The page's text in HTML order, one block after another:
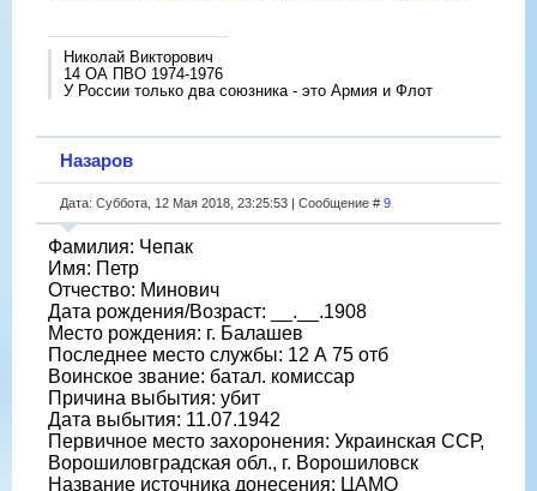
Николай Викторович
14 ОА ПВО 1974-1976
У России только два союзника - это Армия и Флот
Назаров
Дата: Суббота, 12 Мая 2018, 23:25:53 | Сообщение # 9
Фамилия: Чепак
Имя: Петр
Отчество: Минович
Дата рождения/Возраст: __.__.1908
Место рождения: г. Балашев
Последнее место службы: 12 А 75 отб
Воинское звание: батал. комиссар
Причина выбытия: убит
Дата выбытия: 11.07.1942
Первичное место захоронения: Украинская ССР,
Ворошиловградская обл., г. Ворошиловск
Название источника донесения: ЦАМО